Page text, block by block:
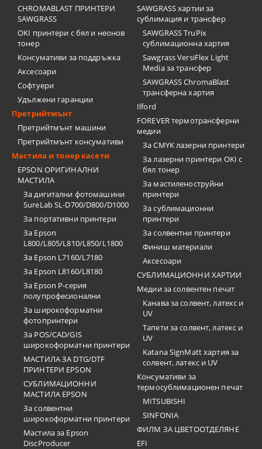
CHROMABLAST ПРИНТЕРИ
SAWGRASS
OKI принтери с бял и неонов
тонер
Консумативи за поддръжка
Аксесоари
Софтуери
Удължени гаранции
Претрийтмънт
Претрийтмънт машини
Претрийтмънт консумативи
Мастила и тонер касети
EPSON ОРИГИНАЛНИ
МАСТИЛА
За дигитални фотомашини
SureLab SL-D700/D800/D1000
За портативни принтери
За Epson
L800/L805/L810/L850/L1800
За Epson L7160/L7180
За Epson L8160/L8180
За Epson P-серия
полупрофесионални
За широкоформатни
фотопринтери
За POS/CAD/GIS
широкоформатни принтери
МАСТИЛА ЗА DTG/DTF
ПРИНТЕРИ EPSON
СУБЛИМАЦИОННИ
МАСТИЛА EPSON
За солвентни
широкоформатни принтери
Мастила за Epson
DiscProducer
SAWGRASS хартии за
сублимация и трансфер
SAWGRASS TruPix
сублимационна хартия
Sawgrass VersiFlex Light
Media за трансфер
SAWGRASS ChromaBlast
трансферна хартия
Ilford
FOREVER термотрансферни
медии
За CMYK лазерни принтери
За лазерни принтери OKI с
бял тонер
За мастиленоструйни
принтери
За сублимационни
принтери
За солвентни принтери
Финиш материали
Аксесоари
СУБЛИМАЦИОННИ ХАРТИИ
Медии за солвентен печат
Канава за солвент, латекс и
UV
Тапети за солвент, латекс и
UV
Katana SignMatt хартия за
солвент, латекс и UV
Консумативи за
термосублимационен печат
MITSUBISHI
SINFONIA
ФИЛМ ЗА ЦВЕТООТДЕЛЯНЕ
EFI